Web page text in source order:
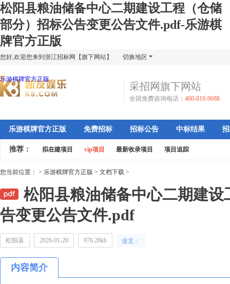
松阳县粮油储备中心二期建设工程（仓储
部分）招标公告变更公告文件.pdf-乐游棋
牌官方正版
您好,欢迎您来到浙江招标网【旗下网站】 切换地区
乐游棋牌官方正版
采招网旗下网站
全国免费咨询电话： 400-810-9688
乐游棋牌官方正版 免费招标 招标公告 中标结果
推荐： 拟在建项目 vip项目 最新收录项目 项目追踪
您当前位置： > 乐游棋牌官方正版 > 文档下载 >
松阳县粮油储备中心二期建
告变更公告文件.pdf
松阳县 2026-01-20 976.28kb 业主：
内容简介